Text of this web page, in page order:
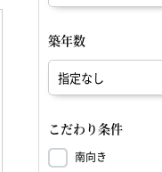
築年数
こだわり条件
南向き